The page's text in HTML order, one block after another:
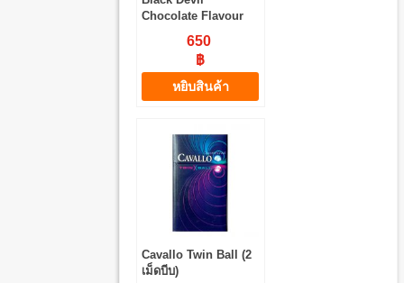
Chocolate Flavour
650
฿
หยิบสินค้า
Cavallo Twin Ball (2
เม็ดบีบ)